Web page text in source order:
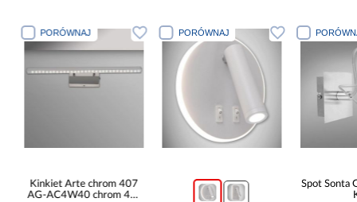
PORÓWNAJ
Kinkiet Arte chrom 407
AG-AC4W40 chrom 4W
PORÓWNAJ
Spot Sonta